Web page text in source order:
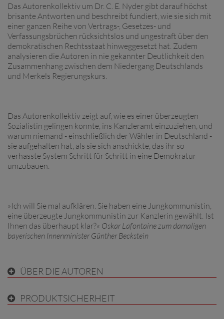
Das Autorenkollektiv um Dr. C. E. Nyder gibt darauf höchst
brisante Antworten und beschreibt fundiert, wie sie sich mit
einer ganzen Reihe von Vertrags-, Gesetzes- und
Verfassungsbrüchen rücksichtslos und ungestraft über den
demokratischen Rechtsstaat hinweggesetzt hat. Zudem
analysieren die Autoren in nie gekannter Deutlichkeit den
Zusammenhang zwischen dem Niedergang Deutschlands
und Merkels Regierungskurs.
Das Autorenkollektiv zeigt auf, wie es einer überzeugten
Sozialistin gelingen konnte, ins Kanzleramt einzuziehen, und
warum niemand - einschließlich der Wähler in Deutschland -
sie aufgehalten hat, als sie sich anschickte, das ihr so
verhasste System Schritt für Schritt in eine Demokratur
umzubauen.
»Ich will Sie mal aufklären. Sie haben eine Jungkommunistin,
eine überzeugte Jungkommunistin zur Kanzlerin gewählt. Ist
Ihnen das überhaupt klar?« Oskar Lafontaine zum damaligen
bayerischen Innenminister Günther Beckstein
ÜBER DIE AUTOREN
PRODUKTSICHERHEIT